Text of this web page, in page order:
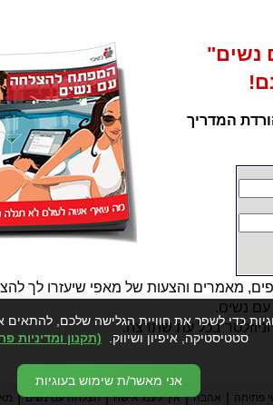
נשים"
המדריך
מאמרים והצעות של מאפי שיעזרו לך
עם נשים.
בכל עת שתרצה.
פתיחה אהבה | איך לענג אישה | הצלחה עם נשים |
כדי לשפר את חוויית הגלישה שלכם, להתאים
סטטיסטיקה, איפיון ושיווק.
(תקנון ומדיניות
אני מאשר/ת שימוש בעוגיות